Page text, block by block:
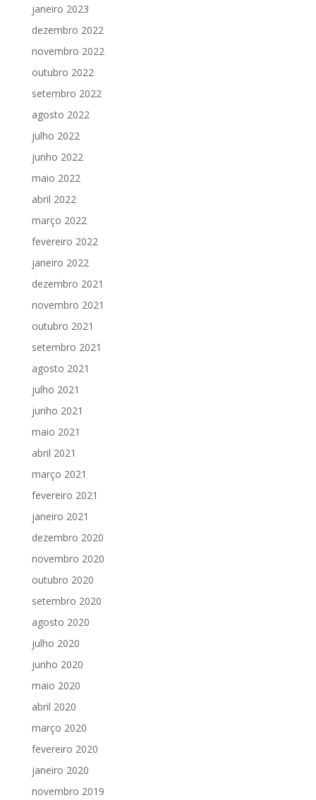
janeiro 2023
dezembro 2022
novembro 2022
outubro 2022
setembro 2022
agosto 2022
julho 2022
junho 2022
maio 2022
abril 2022
março 2022
fevereiro 2022
janeiro 2022
dezembro 2021
novembro 2021
outubro 2021
setembro 2021
agosto 2021
julho 2021
junho 2021
maio 2021
abril 2021
março 2021
fevereiro 2021
janeiro 2021
dezembro 2020
novembro 2020
outubro 2020
setembro 2020
agosto 2020
julho 2020
junho 2020
maio 2020
abril 2020
março 2020
fevereiro 2020
janeiro 2020
novembro 2019